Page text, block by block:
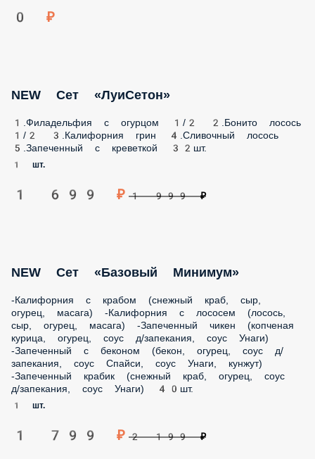
3.Калифорния грин 4.Сливочный лосось 5.Запеченный с
креветкой 32шт.
1 шт.
-Калифорния с лососем (лосось, сыр, огурец, масага)
-Запеченный чикен (копченая курица, огурец, соус д/
запекания, соус Унаги) -Запеченный с беконом (бекон,
огурец, соус д/запекания, соус Спайси, соус Унаги, кунжут)
-Запеченный крабик (снежный краб, огурец, соус д/
запекания, соус Унаги) 40шт.
1 шт.
1 799 ₽